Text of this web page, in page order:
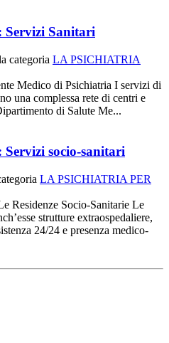
Sanitari
categoria LA PSICHIATRIA
Medico di Psichiatria I servizi di
una complessa rete di centri e
di Salute Me...
socio-sanitari
LA PSICHIATRIA PER
Socio-Sanitarie Le
strutture extraospedaliere,
24/24 e presenza medico-